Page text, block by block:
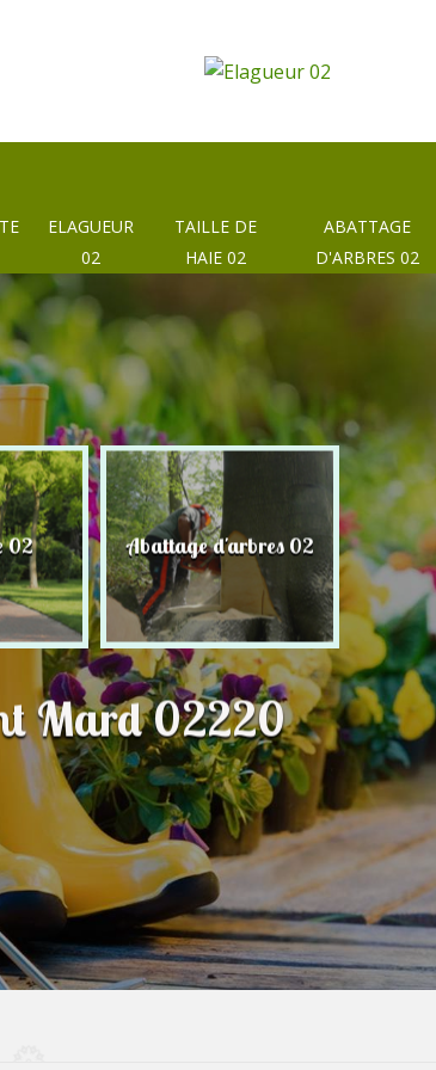
ELAGUEUR
02
TAILLE DE
HAIE 02
ABATTAGE
D'ARBRES 02
02 Abattage d'arbres 02
Mard 02220